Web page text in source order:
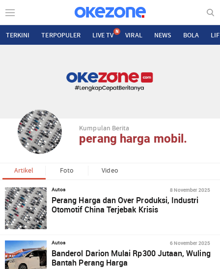
TERKINI TERPOPULER LIVE TV N VIRAL NEWS BOLA
Kumpulan Berita
perang harga mobil.
Artikel Foto Video
Autos 8 November 2025
Perang Harga dan Over Produksi, Industri
Otomotif China Terjebak Krisis
Autos 6 November 2025
Banderol Darion Mulai Rp300 Jutaan, Wuling
Bantah Perang Harga